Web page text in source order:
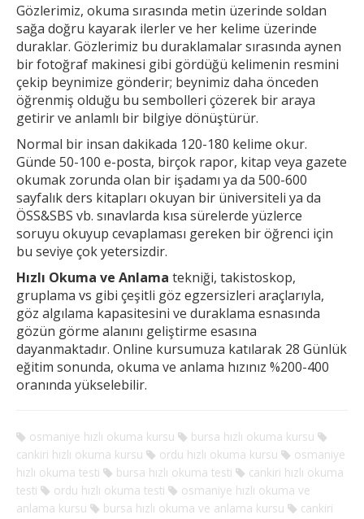
Gözlerimiz, okuma sırasında metin üzerinde soldan
sağa doğru kayarak ilerler ve her kelime üzerinde
duraklar. Gözlerimiz bu duraklamalar sırasında aynen
bir fotoğraf makinesi gibi gördüğü kelimenin resmini
çekip beynimize gönderir; beynimiz daha önceden
öğrenmiş olduğu bu sembolleri çözerek bir araya
getirir ve anlamlı bir bilgiye dönüştürür.
Normal bir insan dakikada 120-180 kelime okur.
Günde 50-100 e-posta, birçok rapor, kitap veya gazete
okumak zorunda olan bir işadamı ya da 500-600
sayfalık ders kitapları okuyan bir üniversiteli ya da
ÖSS&SBS vb. sınavlarda kısa sürelerde yüzlerce
soruyu okuyup cevaplaması gereken bir öğrenci için
bu seviye çok yetersizdir.
Hızlı Okuma ve Anlama tekniği, takistoskop,
gruplama vs gibi çeşitli göz egzersizleri araçlarıyla,
göz algılama kapasitesini ve duraklama esnasında
gözün görme alanını geliştirme esasına
dayanmaktadır. Online kursumuza katılarak 28 Günlük
eğitim sonunda, okuma ve anlama hızınız %200-400
oranında yükselebilir.
osmaniye hızlı okuma kursu
bursa hızlı okuma kursu
cankiri hızlı okuma kursu
ordu hızlı okuma kursu
osmaniye
hızlı okuma testi
bursa hızlı okuma testi
cankiri hızlı okuma
testi
ordu hızlı okuma testi
osmaniye hızlı okuma ve
anlama kursu
bursa hızlı okuma ve anlama kursu
cankiri